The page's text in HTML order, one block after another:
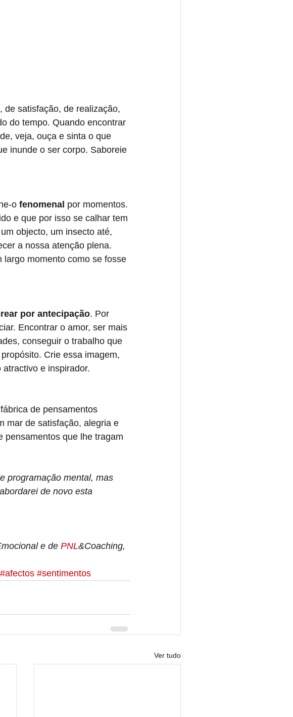
, de satisfação, de realização,
do tempo. Quando encontrar
veja, ouça e sinta o que
inunde o ser corpo. Saboreie
o fenomenal por momentos.
e que por isso se calhar tem
objecto, um insecto até,
a nossa atenção plena.
largo momento como se fosse
por antecipação. Por
Encontrar o amor, ser mais
conseguir o trabalho que
Crie essa imagem,
e inspirador.
de pensamentos
mar de satisfação, alegria e
pensamentos que lhe tragam
programação mental, mas
de novo esta
e de PNL&Coaching,
#afectos #sentimentos
Ver tudo